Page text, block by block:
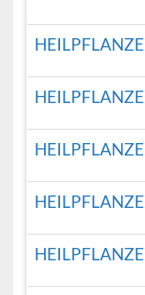
HEILPFLANZE
HEILPFLANZE
HEILPFLANZE
HEILPFLANZE
HEILPFLANZE